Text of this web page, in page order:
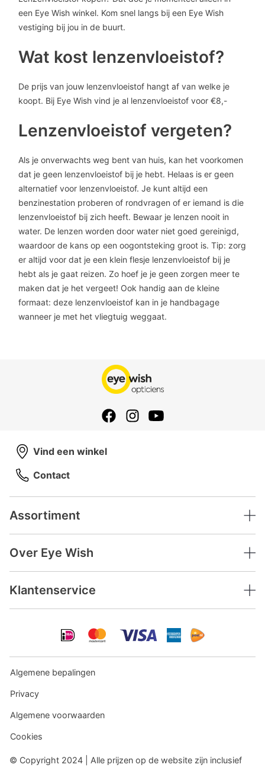
een Eye Wish winkel. Kom snel langs bij een Eye Wish
vestiging bij jou in de buurt.
Wat kost lenzenvloeistof?
De prijs van jouw lenzenvloeistof hangt af van welke je
koopt. Bij Eye Wish vind je al lenzenvloeistof voor €8,-
Lenzenvloeistof vergeten?
Als je onverwachts weg bent van huis, kan het voorkomen
dat je geen lenzenvloeistof bij je hebt. Helaas is er geen
alternatief voor lenzenvloeistof. Je kunt altijd een
benzinestation proberen of rondvragen of er iemand is die
lenzenvloeistof bij zich heeft. Bewaar je lenzen nooit in
water. De lenzen worden door water niet goed gereinigd,
waardoor de kans op een oogontsteking groot is. Tip: zorg
er altijd voor dat je een klein flesje lenzenvloeistof bij je
hebt als je gaat reizen. Zo hoef je je geen zorgen meer te
maken dat je het vergeet! Ook handig aan de kleine
formaat: deze lenzenvloeistof kan in je handbagage
wanneer je met het vliegtuig weggaat.
Assortiment
Over Eye Wish
Klantenservice
Vind een winkel
Contact
© Copyright 2024 | Alle prijzen op de website zijn inclusief
Algemene bepalingen
Privacy
Algemene voorwaarden
Cookies